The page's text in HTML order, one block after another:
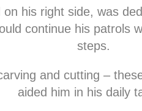
his right side, was
continue his patrols
steps.
and cutting –
aided him in his daily